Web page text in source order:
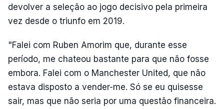
devolver a seleção ao jogo decisivo pela primeira
vez desde o triunfo em 2019.
"Falei com Ruben Amorim que, durante esse
período, me chateou bastante para que não fosse
embora. Falei com o Manchester United, que não
estava disposto a vender-me. Só se eu quisesse
sair, mas que não seria por uma questão financeira.